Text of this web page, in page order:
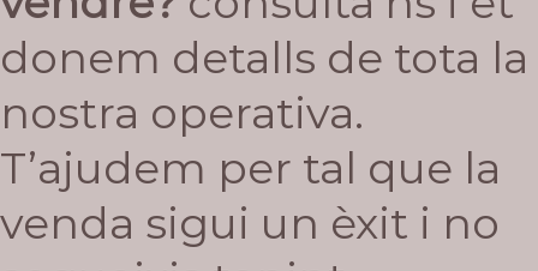
donem detalls de tota la
nostra operativa.
T’ajudem per tal que la
venda sigui un èxit i no